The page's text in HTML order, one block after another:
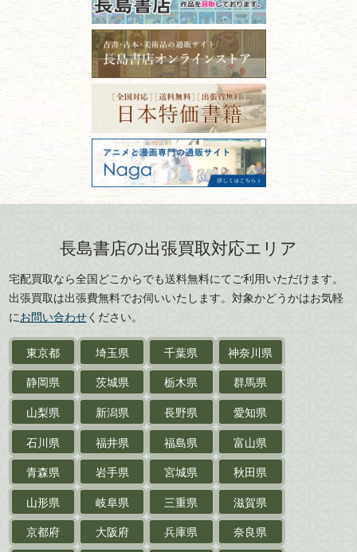
拓本・法帖・碑帖
篆刻・印譜
書道具
美術書・アート本・
デザイン本
カメラ・撮影術
版画・リトグラフ・
刀剣・鎧・甲冑
武道書・武術書
近代文学・
サイン色紙
作家草稿・原稿・肉筆物
探偵小説・推理小説
乗物
鉄道・
電車・バス
戦前・戦中の紙物・資料
絵葉書
古本は汚れていると買取でき
ない？適切な保管方法とクリ
ーニング！
ISBNコードとは？書籍の識別
番号の意味と役割を解説
価値ある古書を売るポイント
と注意点
石川県
福井県
福島県
富山県
青森県
岩手県
宮城県
秋田県
山形県
岐阜県
三重県
滋賀県
京都府
大阪府
兵庫県
奈良県
島根県
岡山県
徳島県
香川県
愛媛県
古本買取専門店 長島書店
〒101-0051
東京都千代田区神田神保町2-5-1
フリーダイヤル：0120-414-548
電話：03-3512-8115
FAX：03-3512-8116
古物商許可：東京都公安委員会 第
301028901712号
古物商名称：有限会社長島書店
長島書店の出張買取対応エリア
宅配買取なら全国どこからでも送料無料にてご利用いただけます。
出張買取は出張費無料でお伺いいたします。対象かどうかはお気軽
にお問い合わせください。
東京都 埼玉県 千葉県
神奈川県
静岡県
茨城県 栃木県
群馬県
山梨県
新潟県 長野県
愛知県
石川県
福井県 福島県
富山県
青森県
岩手県 宮城県
秋田県
山形県
岐阜県 三重県
滋賀県
京都府
大阪府 兵庫県
奈良県